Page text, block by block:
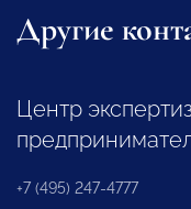
Другие
Центр
+7 (495) 247-4777